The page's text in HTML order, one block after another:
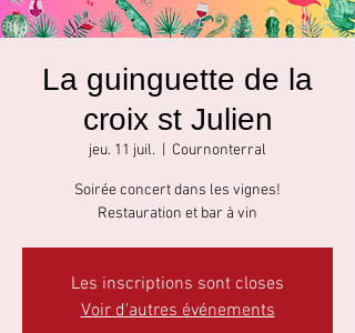
La guinguette de la
croix st Julien
jeu. 11 juil. Cournonterral
Soirée concert dans les vignes!
Restauration et bar à vin
Les inscriptions sont closes
Voir d'autres événements